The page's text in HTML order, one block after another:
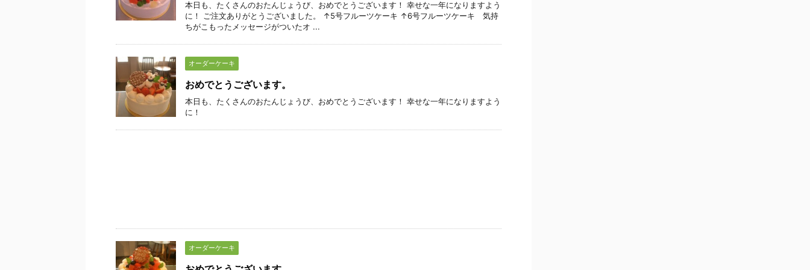
本日も、たくさんのおたんじょうび、おめでとうございます！ 幸せな一年になりますよう
に！ ご注文ありがとうございました。 ↑5号フルーツケーキ ↑6号フルーツケーキ 気持
ちがこもったメッセージがついたオ ...
オーダーケーキ
おめでとうございます。
本日も、たくさんのおたんじょうび、おめでとうございます！ 幸せな一年になりますよう
に！
オーダーケーキ